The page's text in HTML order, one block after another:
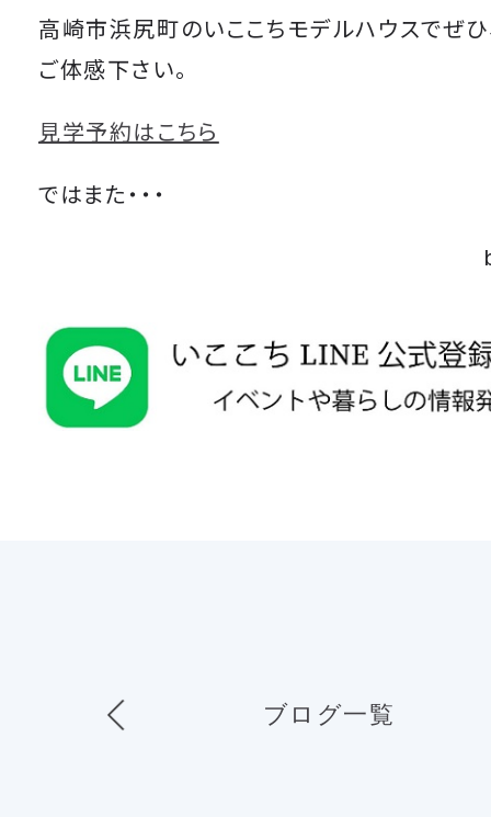
高崎市浜尻町のいここちモデルハウスでぜひ
ご体感下さい。
見学予約はこちら
ではまた・・・
ブログ一覧